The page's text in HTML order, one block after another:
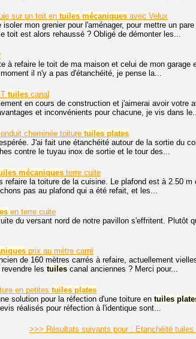
sur un toit en tuiles mécaniques avec Velux
isoler mon grenier pour l'aménager, pour mettre un
toit est alors rehaussé ? Obligé de démonter les...
à refaire le toit de ma maison et celui de mon
il n'y a pas d'étanchéité, je pense la...
tuiles canal
en cours de construction et j'aimerai avoir votre
et inconvénients pour chacune, je vis dans
cheminée toiture tuiles plates
J'ai fait une étanchéité autour de la sortie du
contre le tuyau inox de sortie et le tour des...
mécaniques terre cuite
refaire la toiture de la cuisine. Le plafond est à 2.50
pas au plafond qui a été refait, et les...
en terre cuite
du versant nord de notre pavillon s'effritent. Plutôt
prix au mètre carré
de 160 mètres carrés à refaire, actuellement
les tuiles canal anciennes ? Merci pour...
en petites tuiles plates
solution pour la réfection d'une toiture en tuiles
réalisés pour réfection à l'identique sont...
>>> Résultats suivants pour : Etanchéité